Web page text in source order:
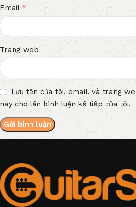
Email *
Trang web
Lưu tên của tôi, email, và trang
này cho lần bình luận kế tiếp của tôi.